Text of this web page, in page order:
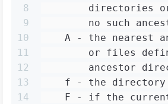
8
9
10
11
12
13
14
directories
no such
A - the nearest
or files
ancestor
f - the
F - if the